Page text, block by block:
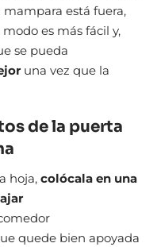
mampara está fuera,
es más fácil y,
se pueda
una vez que la
de la puerta
hoja, colócala en una
quede bien apoyada